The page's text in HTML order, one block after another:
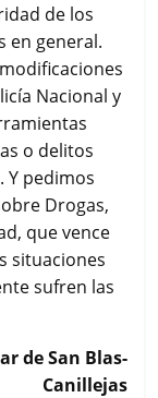
de los
en general.
Nacional y
o delitos
Y pedimos
Drogas,
que vence
situaciones
sufren las
de San Blas-
Canillejas